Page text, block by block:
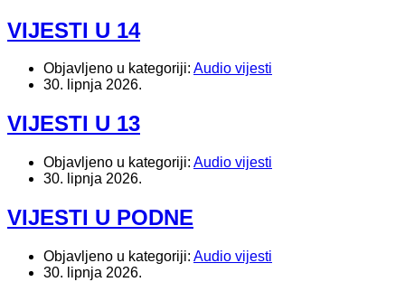
VIJESTI U 14
Objavljeno u kategoriji: Audio vijesti
30. lipnja 2026.
VIJESTI U 13
Objavljeno u kategoriji: Audio vijesti
30. lipnja 2026.
VIJESTI U PODNE
Objavljeno u kategoriji: Audio vijesti
30. lipnja 2026.